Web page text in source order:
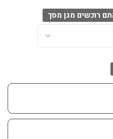
רוכשים מגן מסך